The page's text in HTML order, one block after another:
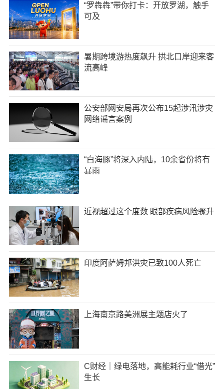
“罗犇犇”带你打卡：开放罗湖，触手
可及
暑期跨境游热度飙升 拱北口岸迎来客
流高峰
公安部网安局再次公布15起涉汛涉灾
网络谣言案例
“白海豚”将深入内陆，10余省份将有
暴雨
近视超过这个度数 眼部疾病风险骤升
印度阿萨姆邦洪灾已致100人死亡
上海南京路美洲展主题店火了
C财经｜绿电落地，高能耗行业“借光”
生长